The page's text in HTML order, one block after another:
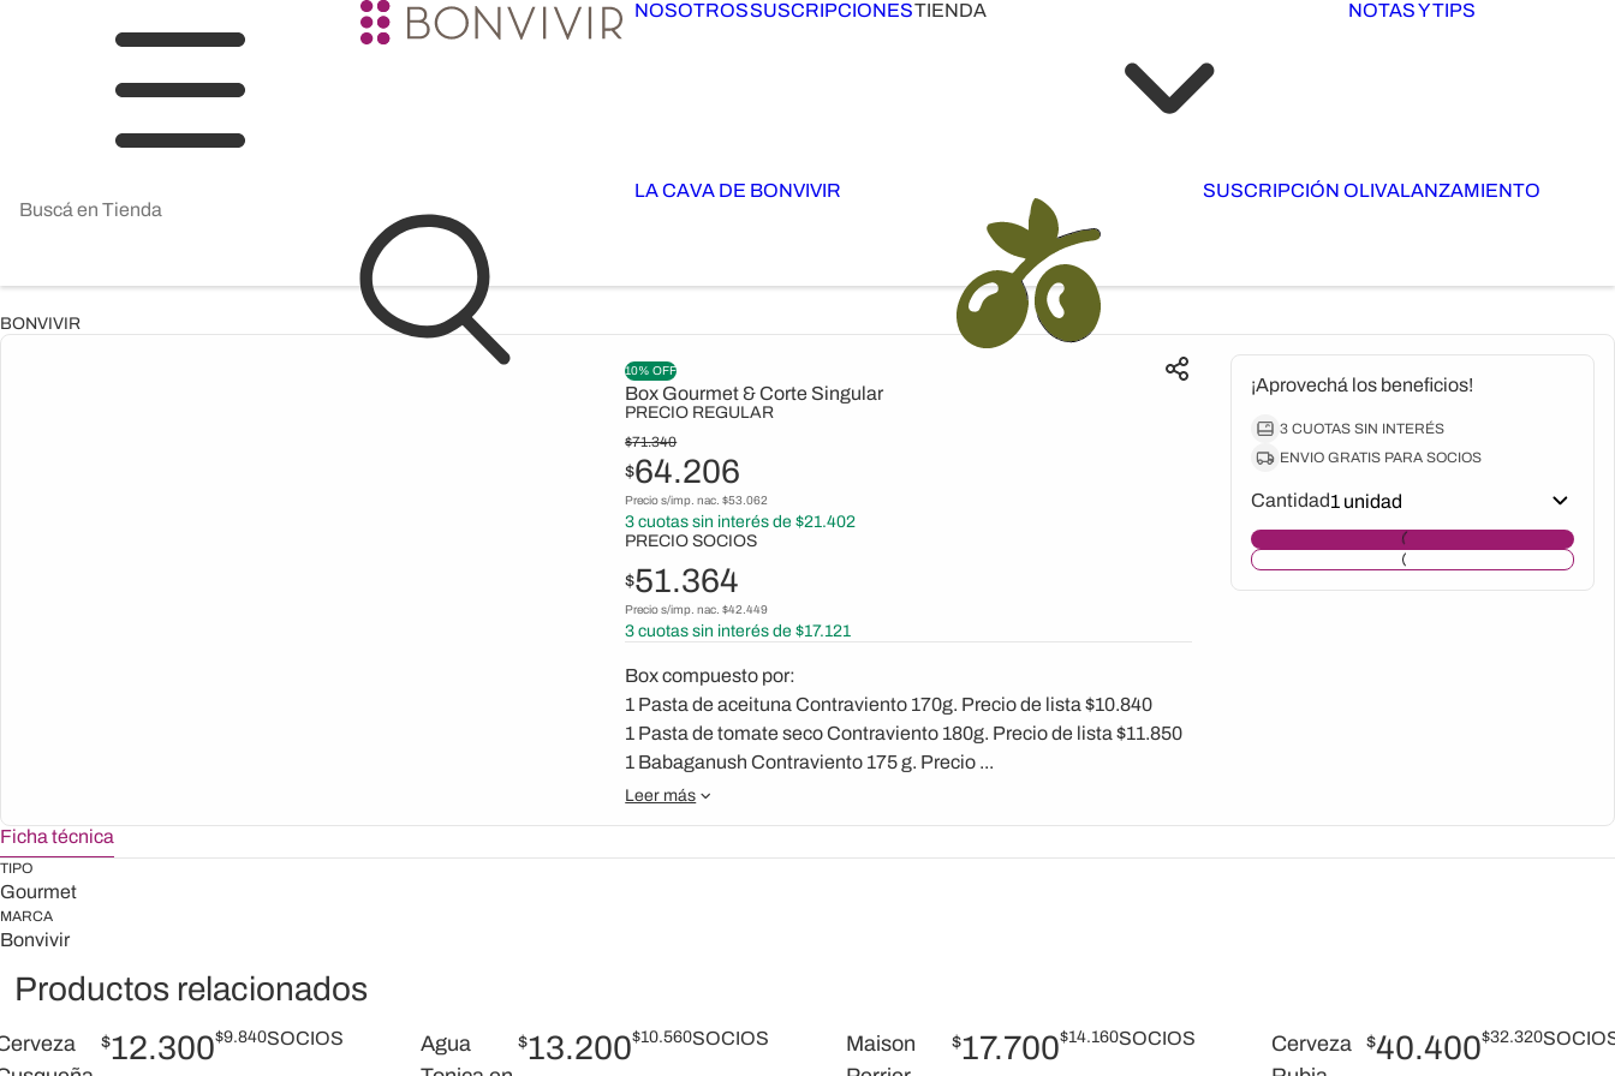
NOSOTROSSUSCRIPCIONESTIENDA NOTAS Y TIPS
LA CAVA DE BONVIVIR SUSCRIPCIÓN OLIVALANZAMIENTO
BONVIVIR
10% OFF
Box Gourmet & Corte Singular
PRECIO REGULAR
$71.340
$64.206
Precio s/imp. nac. $53.062
3 cuotas sin interés de $21.402
PRECIO SOCIOS
$51.364
Precio s/imp. nac. $42.449
3 cuotas sin interés de $17.121
Box compuesto por:
1 Pasta de aceituna Contraviento 170g. Precio de lista $10.840
1 Pasta de tomate seco Contraviento 180g. Precio de lista $11.850
1 Babaganush Contraviento 175 g. Precio ...
Leer más
¡Aprovechá los beneficios!
3 CUOTAS SIN INTERÉS
ENVIO GRATIS PARA SOCIOS
Cantidad
Ficha técnica
TIPO
Gourmet
MARCA
Bonvivir
Productos relacionados
$12.300$9.840SOCIOS
Agua
$13.200$10.560SOCIOS
Maison
$17.700$14.160SOCIOS
Cerveza
$40.400$32.320